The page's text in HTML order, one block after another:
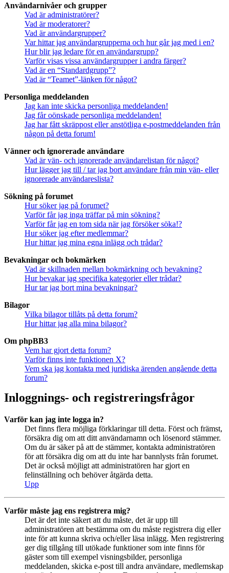
Användarnivåer och grupper
Vad är administratörer?
Vad är moderatorer?
Vad är användargrupper?
Var hittar jag användargrupperna och hur går jag med i en?
Hur blir jag ledare för en användargrupp?
Varför visas vissa användargrupper i andra färger?
Vad är en “Standardgrupp”?
Vad är “Teamet”-länken för något?
Personliga meddelanden
Jag kan inte skicka personliga meddelanden!
Jag får oönskade personliga meddelanden!
Jag har fått skräppost eller anstötliga e-postmeddelanden från
någon på detta forum!
Vänner och ignorerade användare
Vad är vän- och ignorerade användarelistan för något?
Hur lägger jag till / tar jag bort användare från min vän- eller
ignorerade användareslista?
Sökning på forumet
Hur söker jag på forumet?
Varför får jag inga träffar på min sökning?
Varför får jag en tom sida när jag försöker söka!?
Hur söker jag efter medlemmar?
Hur hittar jag mina egna inlägg och trådar?
Bevakningar och bokmärken
Vad är skillnaden mellan bokmärkning och bevakning?
Hur bevakar jag specifika kategorier eller trådar?
Hur tar jag bort mina bevakningar?
Bilagor
Vilka bilagor tillåts på detta forum?
Hur hittar jag alla mina bilagor?
Om phpBB3
Vem har gjort detta forum?
Varför finns inte funktionen X?
Vem ska jag kontakta med juridiska ärenden angående detta
forum?
Inloggnings- och registreringsfrågor
Varför kan jag inte logga in?
Det finns flera möjliga förklaringar till detta. Först och främst,
försäkra dig om att ditt användarnamn och lösenord stämmer.
Om du är säker på att de stämmer, kontakta administratören
för att försäkra dig om att du inte har bannlysts från forumet.
Det är också möjligt att administratören har gjort en
felinställning och behöver åtgärda detta.
Upp
Varför måste jag ens registrera mig?
Det är det inte säkert att du måste, det är upp till
administratören att bestämma om du måste registrera dig eller
inte för att kunna skriva och/eller läsa inlägg. Men registrering
ger dig tillgång till utökade funktioner som inte finns för
gäster som till exempel visningsbilder, personliga
meddelanden, skicka e-post till andra användare, medlemskap